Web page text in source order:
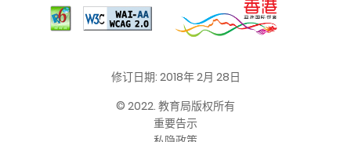
修订日期: 2018年 2月 28日
© 2022. 教育局版权所有
重要告示